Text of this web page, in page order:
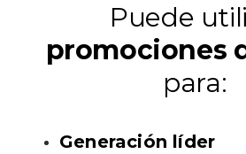
Puede
promociones
para:
Generación líder